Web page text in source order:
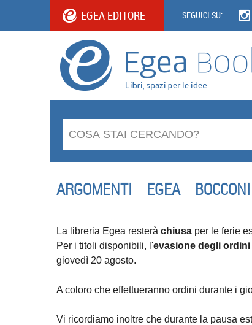
EGEA EDITORE SEGUICI SU:
ARGOMENTI EGEA
La libreria Egea resterà chiusa per le ferie
Per i titoli disponibili, l'evasione degli
giovedì 20 agosto.
A coloro che effettueranno ordini durante i
Vi ricordiamo inoltre che durante la pausa